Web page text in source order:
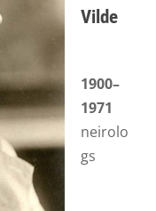
Vilde
1900–
1971
neirolo
gs